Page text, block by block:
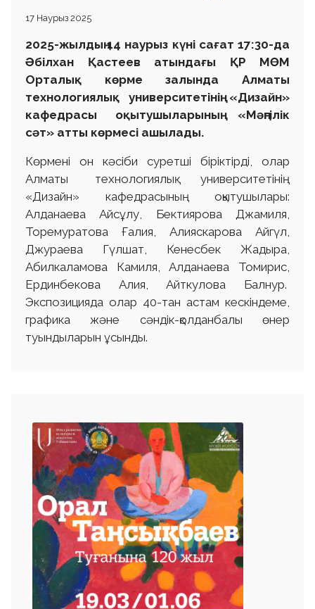
17 Наурыз 2025
2025-жылдың 14 наурыз күні сағат 17:30-да
Әбілхан Қастеев атындағы ҚР МӨМ
Орталық көрме залында Алматы
технологиялық университетінің «Дизайн»
кафедрасы оқытушыларының «Мәңгілік
сәт» атты көрмесі ашылады.
Көрмені он кәсіби суретші біріктірді, олар
Алматы технологиялық университетінің
«Дизайн» кафедрасының оқытушылары:
Алданаева Айсұлу, Бектиярова Джамиля,
Торемуратова Ғалия, Алияскарова Айгүл,
Джураева Гүлшат, Кенесбек Жадыра,
Абилкаламова Камиля, Алданаева Томирис,
Ердинбекова Алия, Айткулова Балнур.
Экспозицияда олар 40-тан астам кескіндеме,
графика және сәндік-қолданбалы өнер
туындыларын ұсынды.